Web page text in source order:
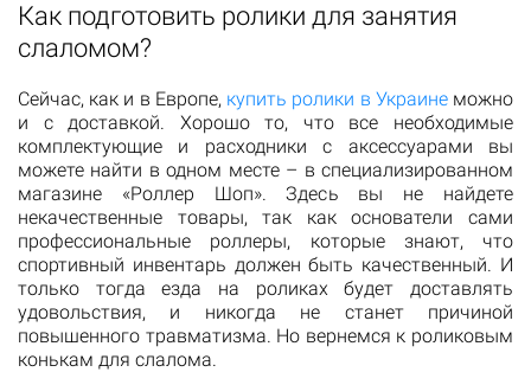
Как подготовить ролики для занятия
слаломом?
Сейчас, как и в Европе, купить ролики в Украинеможно
и с доставкой. Хорошо то, что все необходимые
комплектующие и расходники с аксессуарами вы
можете найти в одном месте – в специализированном
магазине «Роллер Шоп». Здесь вы не найдете
некачественные товары, так как основатели сами
профессиональные роллеры, которые знают, что
спортивный инвентарь должен быть качественный. И
только тогда езда на роликах будет доставлять
удовольствия, и никогда не станет причиной
повышенного травматизма. Но вернемся к роликовым
конькам для слалома.